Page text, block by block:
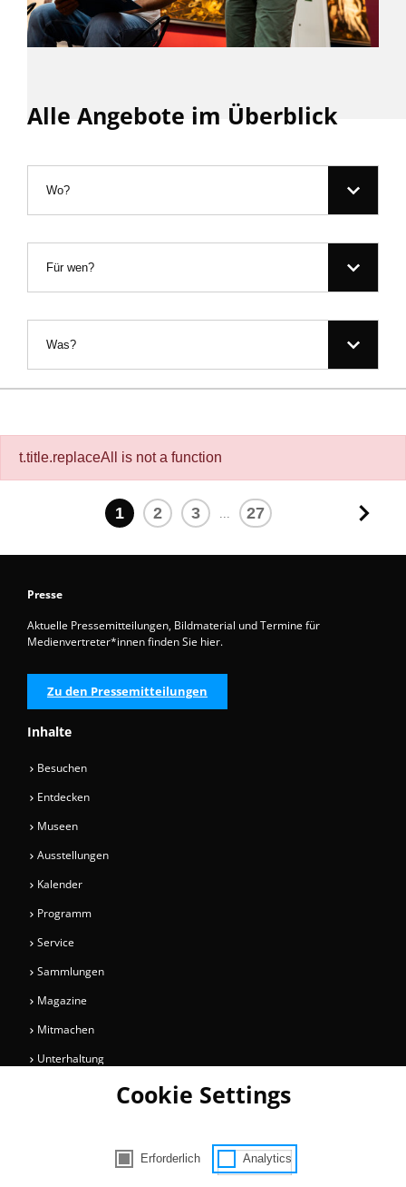
Alle Angebote im Überblick
Filter nach:
Wo?
Für wen?
Was?
t.title.replaceAll is not a function
1 2 3 27
Presse
Aktuelle Pressemitteilungen, Bildmaterial und Termine für
Medienvertreter*innen finden Sie hier.
Zu den Pressemitteilungen
Inhalte
Besuchen
Entdecken
Museen
Ausstellungen
Kalender
Programm
Service
Sammlungen
Magazine
Mitmachen
Unterhaltung
rund um die Kölner Museen.
Cookie Settings
Consent Selection | Auswahl der
Erforderlich Analytics